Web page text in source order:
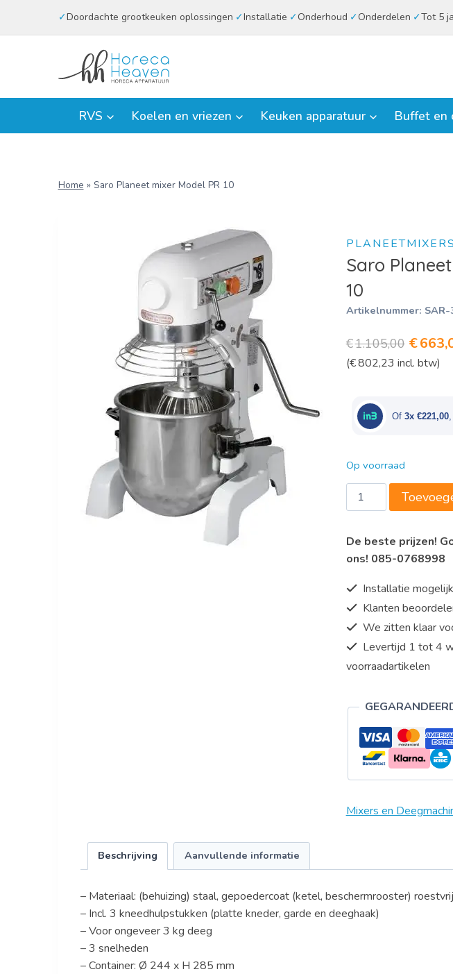
Doordachte grootkeuken oplossingen Installatie Onderhoud Onderdelen Tot 5
RVS Koelen en vriezen Keuken apparatuur Buffet en
Home » Saro Planeet mixer Model PR 10
PLANEETMIXERS
Saro
10
Artikelnummer:
€1.105,00
prijs
€
(€802,23 incl. btw)
Of 3x €221,00,
Op voorraad
Saro
Planeet
Model
PR
aantal
De beste prijzen!
ons! 085-0768998
Installatie mogelijk
Klanten
We zitten klaar
Levertijd 1 tot 4
voorraadartikelen
Mixers en
Beschrijving Aanvullende informatie
– Materiaal: (behuizing) staal, gepoedercoat (ketel, beschermrooster)
– Incl. 3 kneedhulpstukken (platte kneder, garde en deeghaak)
– Voor ongeveer 3 kg deeg
– 3 snelheden
– Container: Ø 244 x H 285 mm